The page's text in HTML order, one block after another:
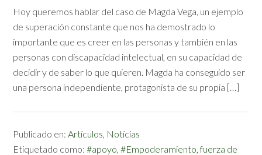
Hoy queremos hablar del caso de Magda Vega, un ejemplo
de superación constante que nos ha demostrado lo
importante que es creer en las personas y también en las
personas con discapacidad intelectual, en su capacidad de
decidir y de saber lo que quieren. Magda ha conseguido ser
una persona independiente, protagonista de su propia […]
Publicado en: Artículos Notícias
Etiquetado como:#apoyo ,#Empoderamiento ,fuerza de